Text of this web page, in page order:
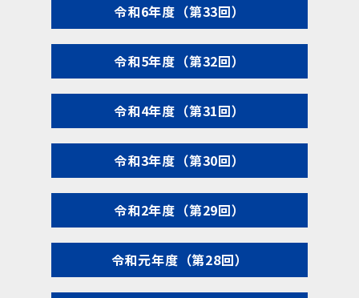
令和6年度（第33回）
令和5年度（第32回）
令和4年度（第31回）
令和3年度（第30回）
令和2年度（第29回）
令和元年度（第28回）